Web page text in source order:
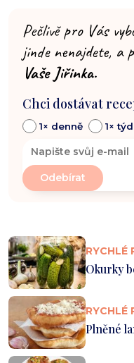
Pečlivě pro Vás
jinde nenajdete, a
Vaše Jiřinka.
Chci dostávat
1× denně 1×
RYCHLÉ
Okurky
RYCHLÉ
Plněné